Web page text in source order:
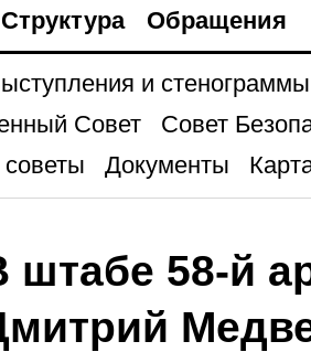
Структура Обращения
и стенограммы
Совет
Совет
Документы
штабе 58-й